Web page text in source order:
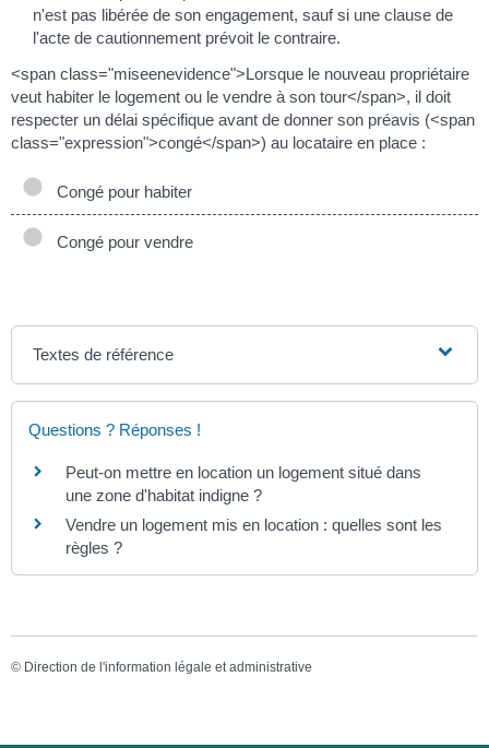
n'est pas libérée de son engagement, sauf si une clause de
l'acte de cautionnement prévoit le contraire.
<span class="miseenevidence">Lorsque le nouveau propriétaire
veut habiter le logement ou le vendre à son tour</span>, il doit
respecter un délai spécifique avant de donner son préavis (<span
class="expression">congé</span>) au locataire en place :
Congé pour habiter
Congé pour vendre
Textes de référence
Questions ? Réponses !
Peut-on mettre en location un logement situé dans
une zone d'habitat indigne ?
Vendre un logement mis en location : quelles sont les
règles ?
© Direction de l'information légale et administrative